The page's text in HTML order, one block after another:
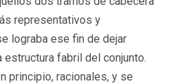
representativos y
lograba ese fin de dejar
fabril del conjunto.
principio, racionales, y se